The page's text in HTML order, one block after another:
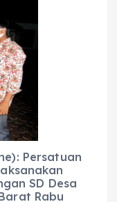
Persatuan
SD Desa
Rabu